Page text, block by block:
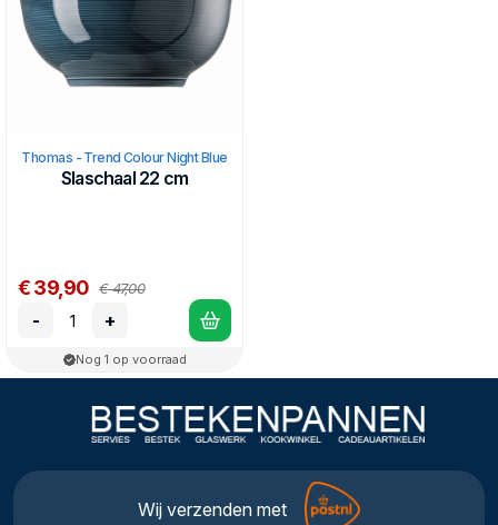
Thomas - Trend Colour Night Blue
Slaschaal 22 cm
€ 39,90 € 47,00
- +
Nog 1 op voorraad
Wij verzenden met